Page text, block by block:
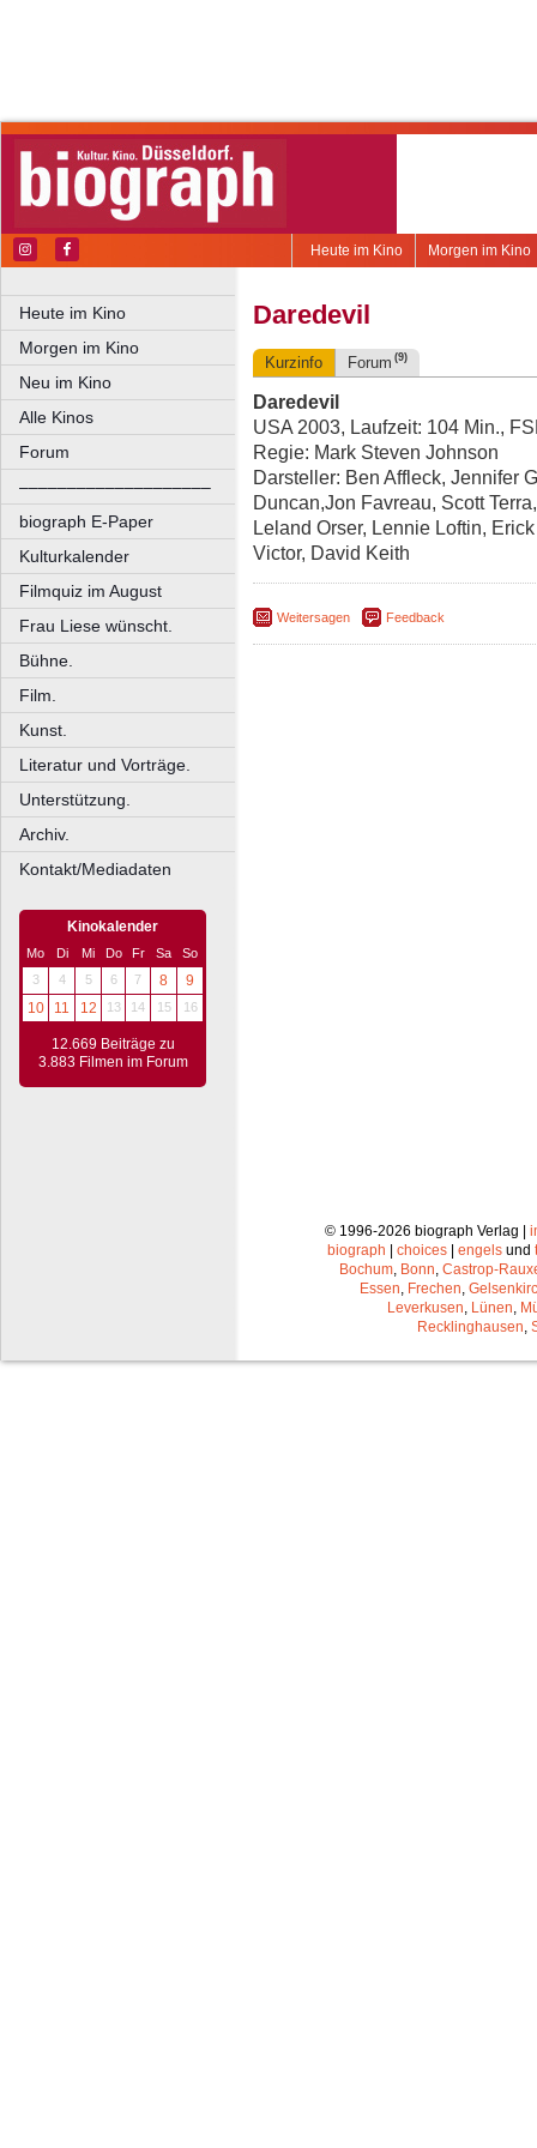
Morgen im Kino
Heute im Kino
Heute im Kino
Morgen im Kino
Neu im Kino
Alle Kinos
Forum
––––––––––––––––––––
biograph E-Paper
Kulturkalender
Filmquiz im August
Frau Liese wünscht.
Bühne.
Film.
Kunst.
Literatur und Vorträge.
Unterstützung.
Archiv.
Kontakt/Mediadaten
Kinokalender
Mo Di Mi Do Fr Sa
So
3
4 5 6 7 8
9
10
11 12 13 14 15 16
12.669 Beiträge zu
3.883 Filmen im Forum
Daredevil
Kurzinfo Forum (9)
Daredevil
USA 2003, Laufzeit: 104 Min.,
Regie: Mark Steven Johnson
Darsteller: Ben Affleck, Jennifer
Duncan,Jon Favreau, Scott
Leland Orser, Lennie Loftin,
Victor, David Keith
Weitersagen Feedback
© 1996-2026 biograph Verlag |
biograph
choices engels und
Bochum, Bonn, Castrop-
Essen, Frechen,
Leverkusen, Lünen,
Recklinghausen,